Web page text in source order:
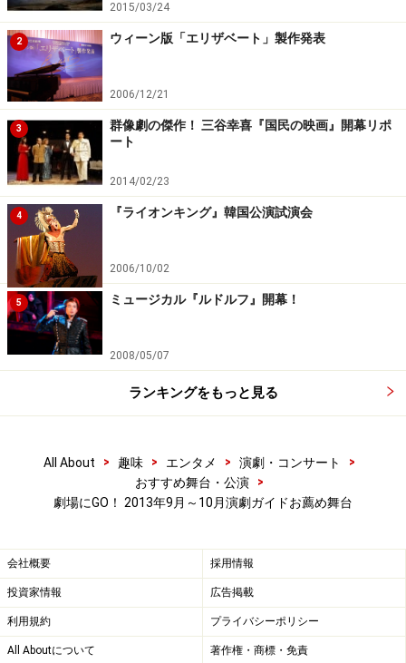
2015/03/24
2 ウィーン版「エリザベート」製作発表
2006/12/21
3
群像劇の傑作！ 三谷幸喜『国民の映画』開幕リポ
ート
2014/02/23
4 『ライオンキング』韓国公演試演会
2006/10/02
5 ミュージカル『ルドルフ』開幕！
2008/05/07
ランキングをもっと見る
All About > 趣味 > エンタメ > 演劇・コンサート
>
おすすめ舞台・公演
>
劇場にGO！ 2013年9月～10月演劇ガイドお薦め舞台
会社概要 採用情報
投資家情報 広告掲載
利用規約 プライバシーポリシー
All Aboutについて 著作権・商標・免責